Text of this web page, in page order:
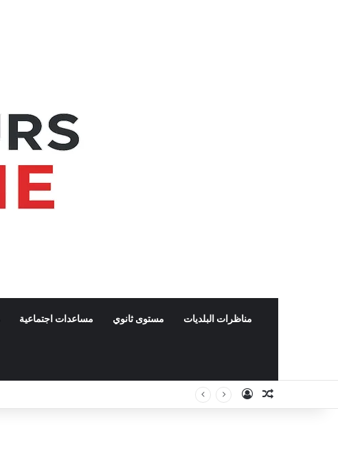
مساعدات اجتماعية مستوى ثانوي مناظرات البلديات
Connexion